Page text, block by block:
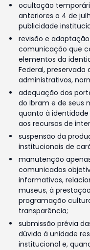
ocultação
anteriores a 4 de
publicidade
revisão e
comunicação que
elementos da
Federal,
administrativos,
adequação dos
do Ibram e de seus
quanto à identidade
aos recursos de
suspensão da
institucionais de
manutenção
comunicados
informativos,
museus, à
programação
transparência;
submissão prévia
dúvida à unidade
institucional e,